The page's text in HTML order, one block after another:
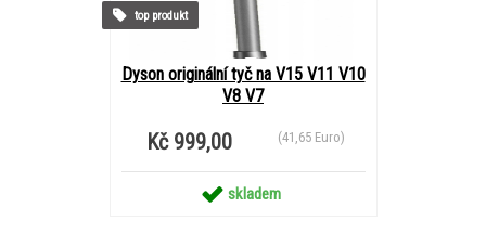
Dyson originální tyč na V15 V11 V10
V8 V7
Kč 999,00 (41,65 Euro)
skladem
top produkt